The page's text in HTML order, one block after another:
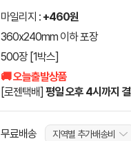
마일리지 : +460원
360x240mm 이하 포장
500장 [1박스]
🚚 오늘출발상품
[로젠택배] 평일 오후 4시까지 결
무료배송
지역별 추가배송비